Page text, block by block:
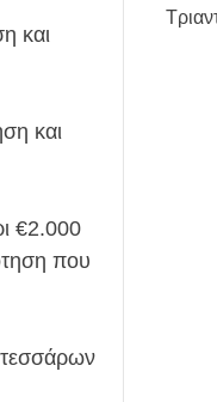
και
και
€2.000
που
τεσσάρων